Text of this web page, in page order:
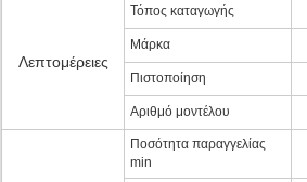
Λεπτομέρειες
Τόπος καταγωγής
Μάρκα
Πιστοποίηση
Αριθμό μοντέλου
Ποσότητα παραγγελίας
min